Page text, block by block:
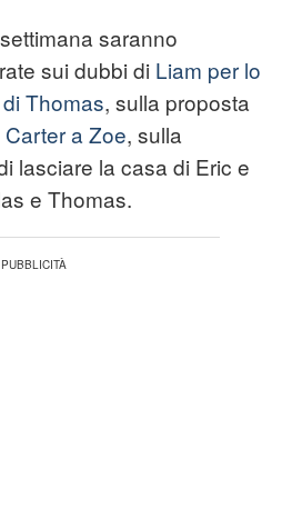
saranno
sui dubbi di Liam per lo
Thomas, sulla proposta
Carter a Zoe, sulla
lasciare la casa di Eric e
e Thomas.